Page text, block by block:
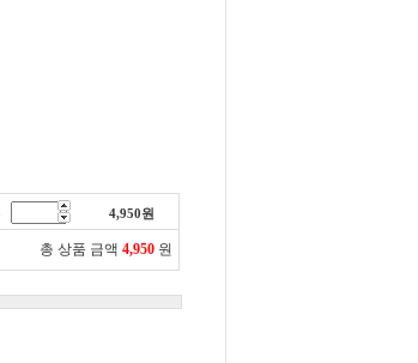
4,950원
총 상품 금액 4,950 원